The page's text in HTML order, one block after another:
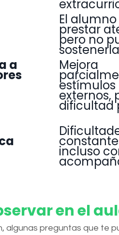
El
prestar
pero no
a
Mejora
estímulos
externos,
dificultad
incluso
en el
algunas preguntas que te